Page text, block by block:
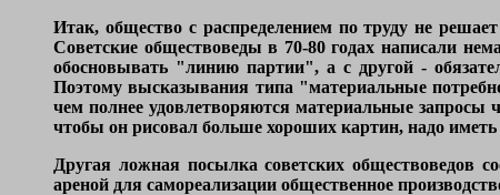
Итак, общество с распределением по труду не
Советские обществоведы в 70-80 годах написали
обосновывать "линию партии", а с другой -
Поэтому высказывания типа "материальные
чем полнее удовлетворяются материальные запросы
чтобы он рисовал больше хороших картин, надо
Другая ложная посылка советских обществоведов
ареной для самореализации общественное